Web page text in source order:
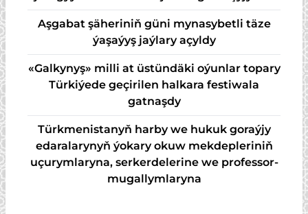
Aşgabat şäheriniň güni mynasybetli täze
ýaşaýyş jaýlary açyldy
«Galkynyş» milli at üstündäki oýunlar topary
Türkiýede geçirilen halkara festiwala
gatnaşdy
Türkmenistanyň harby we hukuk goraýjy
edaralarynyň ýokary okuw mekdepleriniň
uçurymlaryna, serkerdelerine we professor-
mugallymlaryna